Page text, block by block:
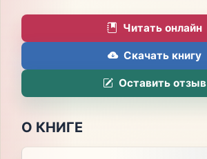
Читать онлайн
Скачать книгу
Оставить отзыв
О КНИГЕ